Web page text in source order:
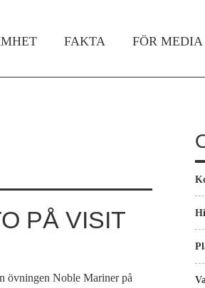
FAKTA FÖR MEDIA
PÅ VISIT
övningen Noble Mariner på